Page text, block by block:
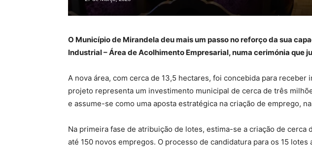
O Município de Mirandela deu mais um passo no reforço da sua
Industrial – Área de Acolhimento Empresarial, numa cerimónia que
A nova área, com cerca de 13,5 hectares, foi concebida para
projeto representa um investimento municipal de cerca de três
e assume-se como uma aposta estratégica na criação de emprego,
Na primeira fase de atribuição de lotes, estima-se a criação de
até 150 novos empregos. O processo de candidatura para os 15